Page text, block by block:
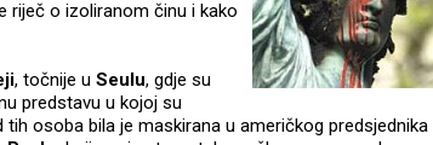
riječ o izoliranom činu i kako
, točnije u Seulu, gdje su
predstavu u kojoj su
osoba bila je maskirana u američkog predsjednika